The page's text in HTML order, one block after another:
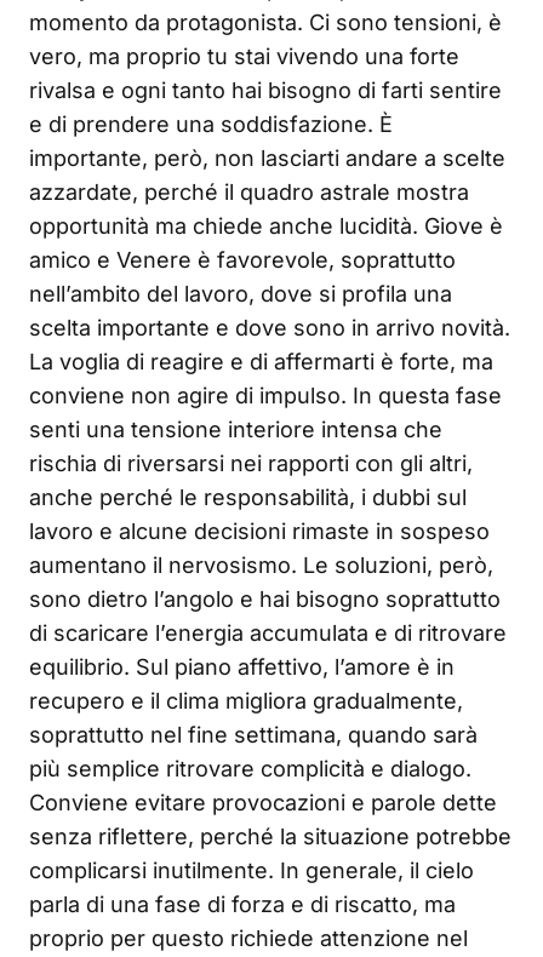
momento da protagonista. Ci sono tensioni, è
vero, ma proprio tu stai vivendo una forte
rivalsa e ogni tanto hai bisogno di farti sentire
e di prendere una soddisfazione. È
importante, però, non lasciarti andare a scelte
azzardate, perché il quadro astrale mostra
opportunità ma chiede anche lucidità. Giove è
amico e Venere è favorevole, soprattutto
nell’ambito del lavoro, dove si profila una
scelta importante e dove sono in arrivo novità.
La voglia di reagire e di affermarti è forte, ma
conviene non agire di impulso. In questa fase
senti una tensione interiore intensa che
rischia di riversarsi nei rapporti con gli altri,
anche perché le responsabilità, i dubbi sul
lavoro e alcune decisioni rimaste in sospeso
aumentano il nervosismo. Le soluzioni, però,
sono dietro l’angolo e hai bisogno soprattutto
di scaricare l’energia accumulata e di ritrovare
equilibrio. Sul piano affettivo, l’amore è in
recupero e il clima migliora gradualmente,
soprattutto nel fine settimana, quando sarà
più semplice ritrovare complicità e dialogo.
Conviene evitare provocazioni e parole dette
senza riflettere, perché la situazione potrebbe
complicarsi inutilmente. In generale, il cielo
parla di una fase di forza e di riscatto, ma
proprio per questo richiede attenzione nel